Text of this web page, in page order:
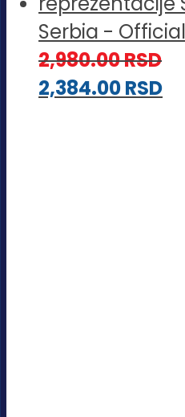
Serbia -
2,980.00RSD
2,384.00RSD